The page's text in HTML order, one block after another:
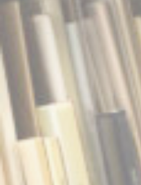
NEWSLETTER